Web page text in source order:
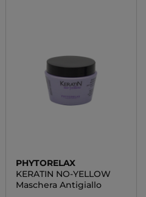
PHYTORELAX
KERATIN NO-YELLOW
Maschera Antigiallo